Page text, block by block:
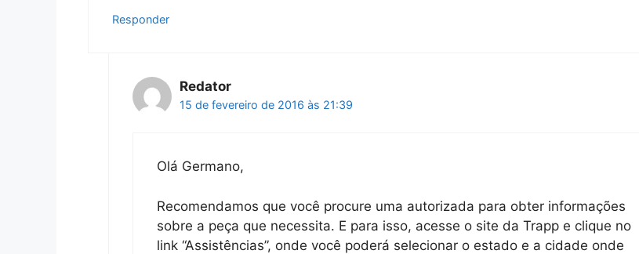
Responder
Redator
15 de fevereiro de 2016 às 21:39
Olá Germano,
Recomendamos que você procure uma autorizada para obter informações
sobre a peça que necessita. E para isso, acesse o site da Trapp e clique no
link “Assistências”, onde você poderá selecionar o estado e a cidade onde